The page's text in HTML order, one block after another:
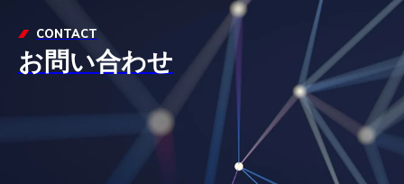
CONTACT
お問い合わせ